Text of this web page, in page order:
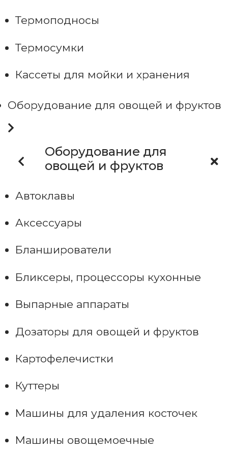
Термоподносы
Термосумки
Кассеты для мойки и хранения
Оборудование для овощей и фруктов
Оборудование для
овощей и фруктов
Автоклавы
Аксессуары
Бланширователи
Бликсеры, процессоры кухонные
Выпарные аппараты
Дозаторы для овощей и фруктов
Картофелечистки
Куттеры
Машины для удаления косточек
Машины овощемоечные